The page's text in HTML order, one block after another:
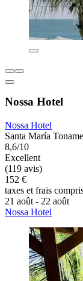
Nossa Hotel
Nossa Hotel
Santa María
8,6/10
Excellent
(119 avis)
152 €
taxes et frais
21 août - 22 août
Nossa Hotel